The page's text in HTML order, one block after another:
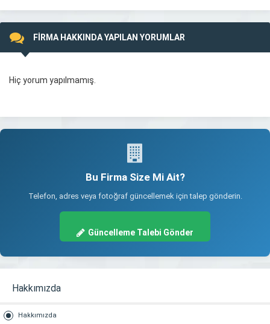
FİRMA HAKKINDA YAPILAN YORUMLAR
Hiç yorum yapılmamış.
Bu Firma Size Mi Ait?
Telefon, adres veya fotoğraf güncellemek için talep gönderin.
Güncelleme Talebi Gönder
Hakkımızda
Hakkımızda